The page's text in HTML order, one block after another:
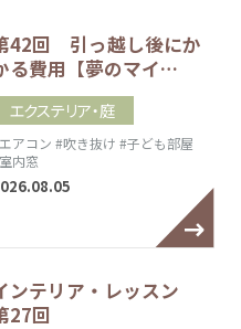
42回 引っ越し後にか
る費用【夢のマイ…
エクステリア・庭
アコン #吹き抜け #子ども部屋
内窓
ンテリア・レッスン
27回